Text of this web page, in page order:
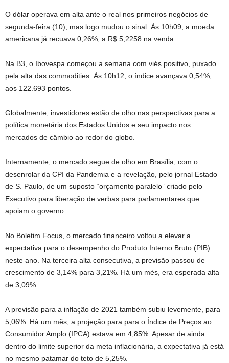
O dólar operava em alta ante o real nos primeiros negócios de
segunda-feira (10), mas logo mudou o sinal. Às 10h09, a moeda
americana já recuava 0,26%, a R$ 5,2258 na venda.
Na B3, o Ibovespa começou a semana com viés positivo, puxado
pela alta das commodities. Às 10h12, o índice avançava 0,54%,
aos 122.693 pontos.
Globalmente, investidores estão de olho nas perspectivas para a
política monetária dos Estados Unidos e seu impacto nos
mercados de câmbio ao redor do globo.
Internamente, o mercado segue de olho em Brasília, com o
desenrolar da CPI da Pandemia e a revelação, pelo jornal Estado
de S. Paulo, de um suposto “orçamento paralelo” criado pelo
Executivo para liberação de verbas para parlamentares que
apoiam o governo.
No Boletim Focus, o mercado financeiro voltou a elevar a
expectativa para o desempenho do Produto Interno Bruto (PIB)
neste ano. Na terceira alta consecutiva, a previsão passou de
crescimento de 3,14% para 3,21%. Há um més, era esperada alta
de 3,09%.
A previsão para a inflação de 2021 também subiu levemente, para
5,06%. Há um mês, a projeção para para o Índice de Preços ao
Consumidor Amplo (IPCA) estava em 4,85%. Apesar de ainda
dentro do limite superior da meta inflacionária, a expectativa já está
no mesmo patamar do teto de 5,25%.